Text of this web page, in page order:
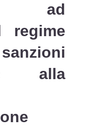
ad
regime
alla